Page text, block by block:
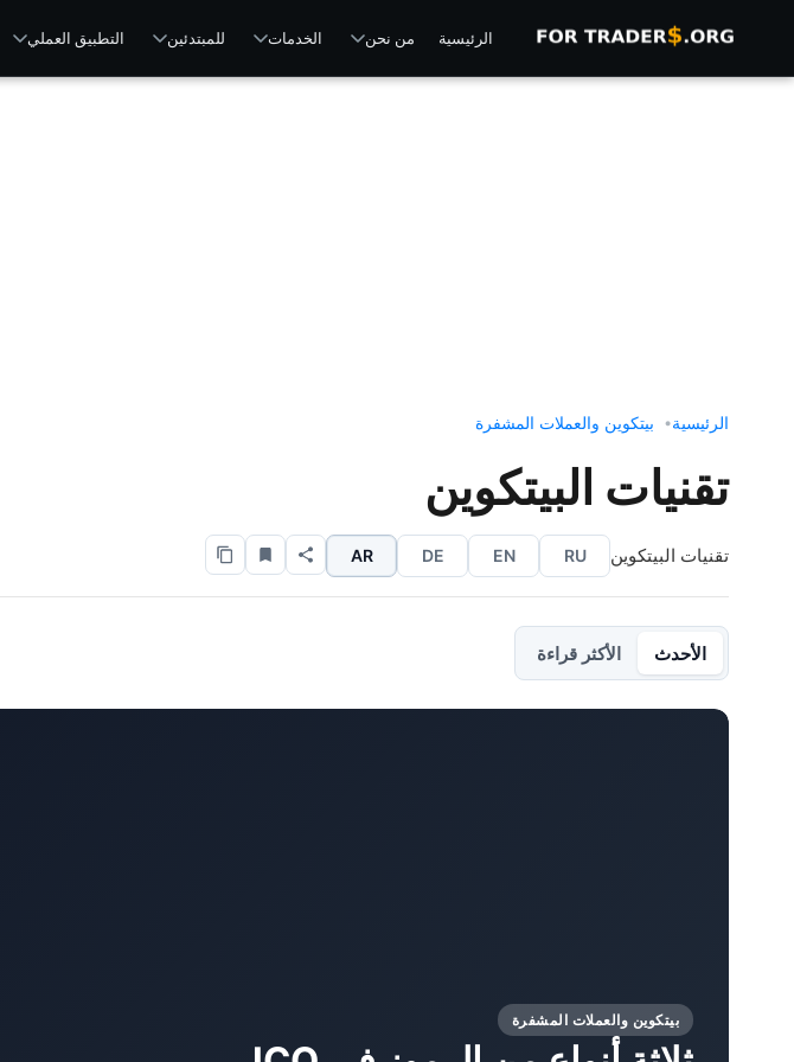
الرئيسية من نحن الخدمات للمبتدئين التطبيق العملي
الرئيسية بيتكوين والعملات المشفرة
تقنيات البيتكوين
تقنيات البيتكوين RU
EN
DE
AR
الأحدث الأكثر قراءة
بيتكوين والعملات المشفرة